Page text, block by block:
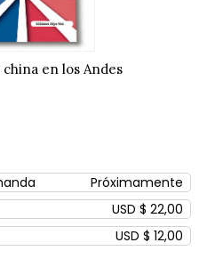
en los Andes
Próximamente
USD $ 22,00
USD $ 12,00